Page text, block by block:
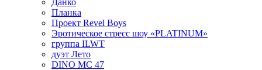
Данко
Планка
Проект Revel Boys
Эротическое стресс шоу «PLATINUM»
группа ILWT
дуэт Лето
DINO MC 47